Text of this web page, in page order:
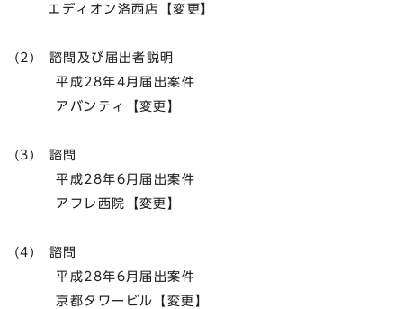
エディオン洛西店【変更】
(2) 諮問及び届出者説明
平成28年4月届出案件
アバンティ【変更】
(3) 諮問
平成28年6月届出案件
アフレ西院【変更】
(4) 諮問
平成28年6月届出案件
京都タワービル【変更】